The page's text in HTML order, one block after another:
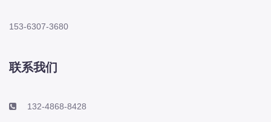
153-6307-3680
联系我们
132-4868-8428